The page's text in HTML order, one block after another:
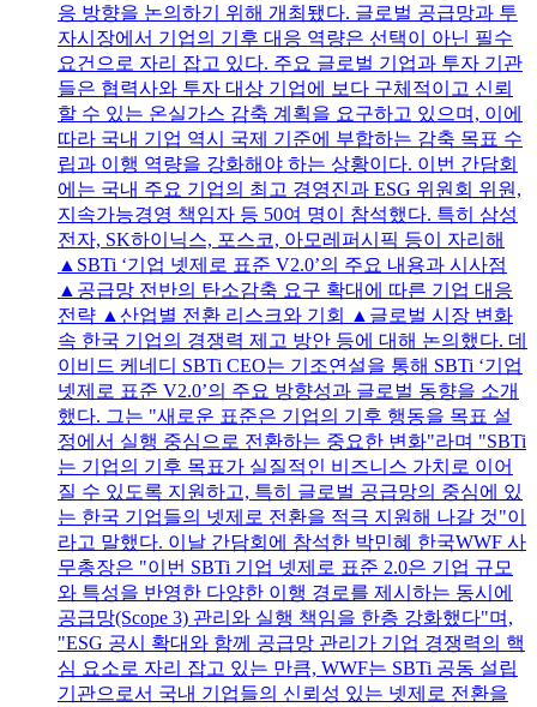
응 방향을 논의하기 위해 개최됐다. 글로벌 공급망과 투
자시장에서 기업의 기후 대응 역량은 선택이 아닌 필수
요건으로 자리 잡고 있다. 주요 글로벌 기업과 투자 기관
들은 협력사와 투자 대상 기업에 보다 구체적이고 신뢰
할 수 있는 온실가스 감축 계획을 요구하고 있으며, 이에
따라 국내 기업 역시 국제 기준에 부합하는 감축 목표 수
립과 이행 역량을 강화해야 하는 상황이다. 이번 간담회
에는 국내 주요 기업의 최고 경영진과 ESG 위원회 위원,
지속가능경영 책임자 등 50여 명이 참석했다. 특히 삼성
전자, SK하이닉스, 포스코, 아모레퍼시픽 등이 자리해
▲SBTi ‘기업 넷제로 표준 V2.0’의 주요 내용과 시사점
▲공급망 전반의 탄소감축 요구 확대에 따른 기업 대응
전략 ▲산업별 전환 리스크와 기회 ▲글로벌 시장 변화
속 한국 기업의 경쟁력 제고 방안 등에 대해 논의했다. 데
이비드 케네디 SBTi CEO는 기조연설을 통해 SBTi ‘기업
넷제로 표준 V2.0’의 주요 방향성과 글로벌 동향을 소개
했다. 그는 "새로운 표준은 기업의 기후 행동을 목표 설
정에서 실행 중심으로 전환하는 중요한 변화"라며 "SBTi
는 기업의 기후 목표가 실질적인 비즈니스 가치로 이어
질 수 있도록 지원하고, 특히 글로벌 공급망의 중심에 있
는 한국 기업들의 넷제로 전환을 적극 지원해 나갈 것"이
라고 말했다. 이날 간담회에 참석한 박민혜 한국WWF 사
무총장은 "이번 SBTi 기업 넷제로 표준 2.0은 기업 규모
와 특성을 반영한 다양한 이행 경로를 제시하는 동시에
공급망(Scope 3) 관리와 실행 책임을 한층 강화했다"며,
"ESG 공시 확대와 함께 공급망 관리가 기업 경쟁력의 핵
심 요소로 자리 잡고 있는 만큼, WWF는 SBTi 공동 설립
기관으로서 국내 기업들의 신뢰성 있는 넷제로 전환을